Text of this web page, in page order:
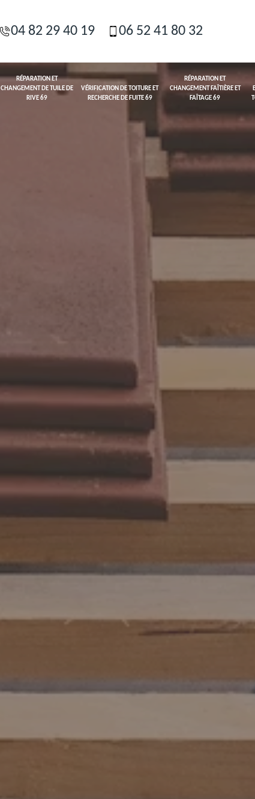
04 82 29 40 19 06 52 41 80 32
RÉPARATION ET
CHANGEMENT DE TUILE DE
RIVE 69
VÉRIFICATION DE TOITURE ET
RECHERCHE DE FUITE 69
RÉPARATION ET
CHANGEMENT FAÎTIÈRE ET
FAÎTAGE 69